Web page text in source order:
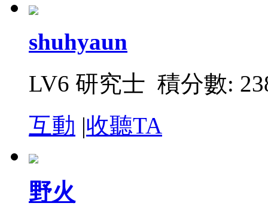
shuhyaun
LV6 研究士 積分數:
互動 |收聽TA
野火